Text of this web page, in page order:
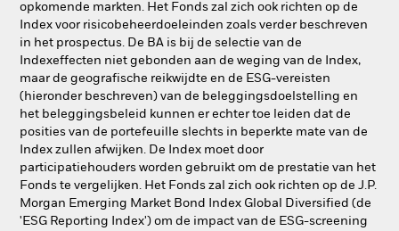
opkomende markten. Het Fonds zal zich ook richten op de
Index voor risicobeheerdoeleinden zoals verder beschreven
in het prospectus. De BA is bij de selectie van de
Indexeffecten niet gebonden aan de weging van de Index,
maar de geografische reikwijdte en de ESG-vereisten
(hieronder beschreven) van de beleggingsdoelstelling en
het beleggingsbeleid kunnen er echter toe leiden dat de
posities van de portefeuille slechts in beperkte mate van de
Index zullen afwijken. De Index moet door
participatiehouders worden gebruikt om de prestatie van het
Fonds te vergelijken. Het Fonds zal zich ook richten op de J.P.
Morgan Emerging Market Bond Index Global Diversified (de
'ESG Reporting Index') om de impact van de ESG-screening